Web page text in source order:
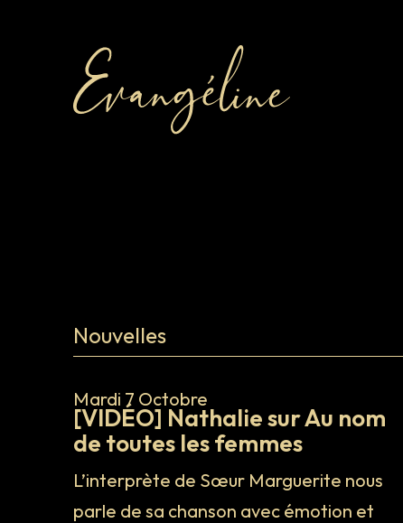
Nouvelles
Mardi 7 Octobre
[VIDÉO] Nathalie sur Au nom
de toutes les femmes
L’interprète de Sœur Marguerite nous
parle de sa chanson avec émotion et